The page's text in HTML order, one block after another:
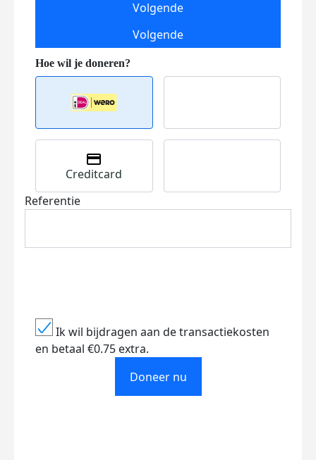
Volgende
Volgende
Creditcard
Referentie
Ik wil bijdragen aan de transactiekosten
en betaal €0.75 extra.
Doneer nu